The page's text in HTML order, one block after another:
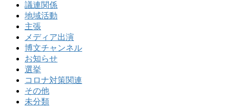
議連関係
地域活動
主張
メディア出演
博文チャンネル
お知らせ
選挙
コロナ対策関連
その他
未分類